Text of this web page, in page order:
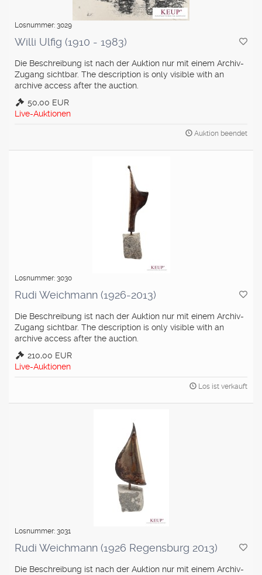
Losnummer: 3029
Willi Ulfig (1910 - 1983)
Die Beschreibung ist nach der Auktion nur mit einem Archiv-
Zugang sichtbar. The description is only visible with an
archive access after the auction.
50,00 EUR
Live-Auktionen
Auktion beendet
Losnummer: 3030
Rudi Weichmann (1926-2013)
Die Beschreibung ist nach der Auktion nur mit einem Archiv-
Zugang sichtbar. The description is only visible with an
archive access after the auction.
210,00 EUR
Live-Auktionen
Los ist verkauft
Losnummer: 3031
Rudi Weichmann (1926 Regensburg 2013)
Die Beschreibung ist nach der Auktion nur mit einem Archiv-